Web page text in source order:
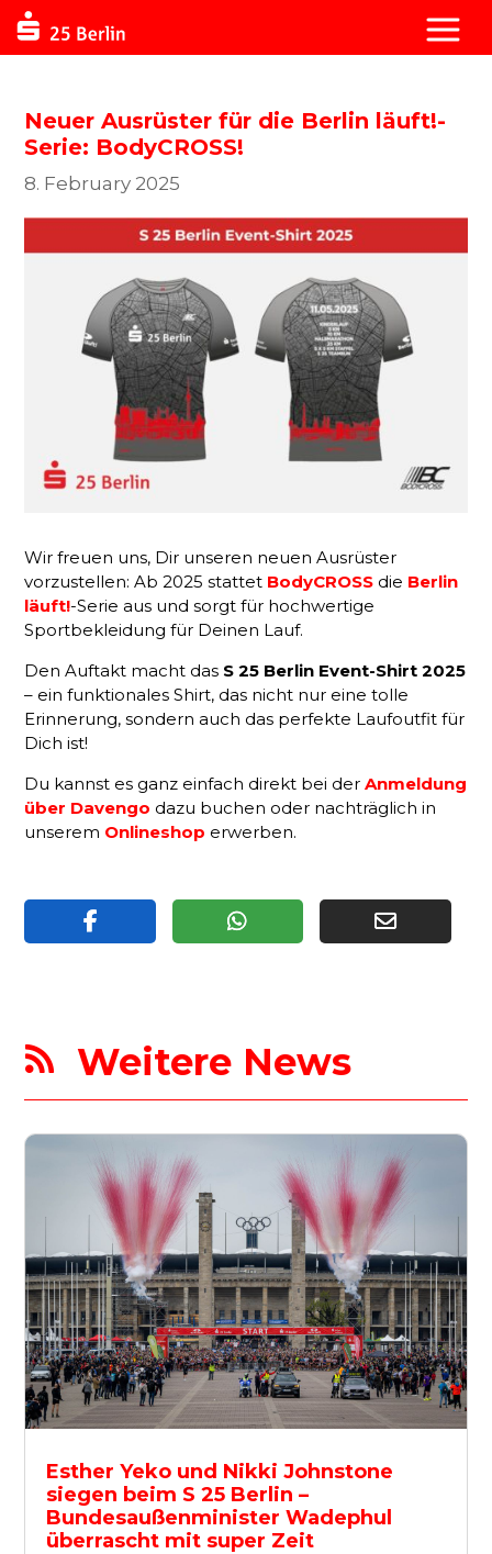
Neuer Ausrüster für die Berlin läuft!-
Serie: BodyCROSS!
8. February 2025
Wir freuen uns, Dir unseren neuen Ausrüster
vorzustellen: Ab 2025 stattet BodyCROSS die Berlin
läuft!-Serie aus und sorgt für hochwertige
Sportbekleidung für Deinen Lauf.
Den Auftakt macht das S 25 Berlin Event-Shirt 2025
– ein funktionales Shirt, das nicht nur eine tolle
Erinnerung, sondern auch das perfekte Laufoutfit für
Dich ist!
Du kannst es ganz einfach direkt bei derAnmeldung
über Davengo dazu buchen oder nachträglich in
unserem Onlineshop erwerben.
 Weitere News
Esther Yeko und Nikki Johnstone
siegen beim S 25 Berlin –
Bundesaußenminister Wadephul
überrascht mit super Zeit